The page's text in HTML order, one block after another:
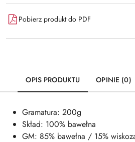
Pobierz produkt do PDF
OPIS PRODUKTU OPINIE (0)
Gramatura: 200g
Skład: 100% bawełna
GM: 85% bawełna / 15%